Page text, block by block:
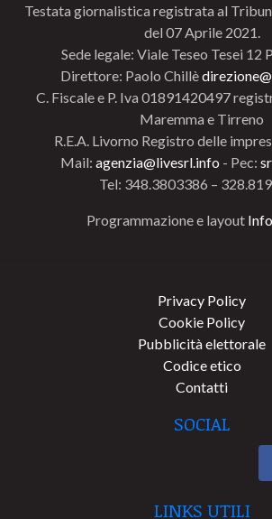
Testata giornalistica registrata al
del 07 Aprile 2021.
Sede legale: Viale Teseo Tesei
Direttore: Paolo Chillè
C. Fiscale e P. Iva 01891420497
Maremma e Tirreno
R.E.A. Livorno Registro delle
Mail: agenzia@livesrl.info - Pec:
Tel: 348.3803386 –
Programmazione e layout
Privacy Policy
Cookie Policy
Pubblicità elettorale
Codice etico
Contatti
SOCIAL
LINKS UTILI